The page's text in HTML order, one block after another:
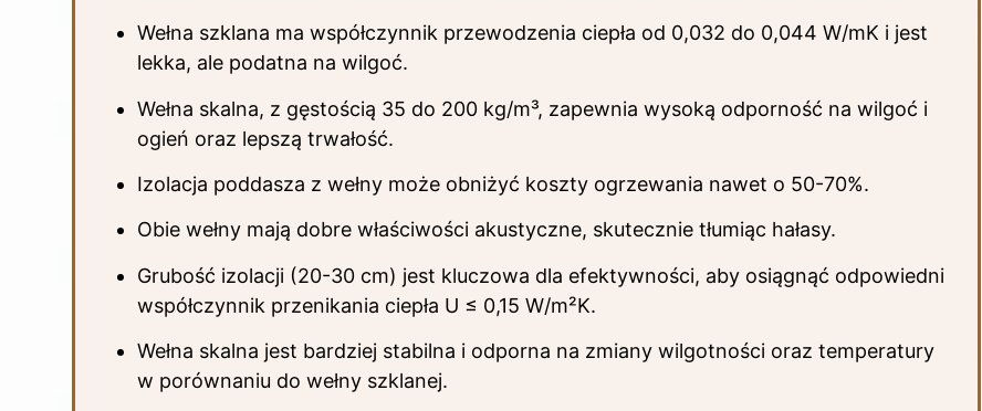
Wełna szklana ma współczynnik przewodzenia ciepła od 0,032 do 0,044 W/mK i jest
lekka, ale podatna na wilgoć.
Wełna skalna, z gęstością 35 do 200 kg/m³, zapewnia wysoką odporność na wilgoć i
ogień oraz lepszą trwałość.
Izolacja poddasza z wełny może obniżyć koszty ogrzewania nawet o 50-70%.
Obie wełny mają dobre właściwości akustyczne, skutecznie tłumiąc hałasy.
Grubość izolacji (20-30 cm) jest kluczowa dla efektywności, aby osiągnąć odpowiedni
współczynnik przenikania ciepła U ≤ 0,15 W/m²K.
Wełna skalna jest bardziej stabilna i odporna na zmiany wilgotności oraz temperatury
w porównaniu do wełny szklanej.